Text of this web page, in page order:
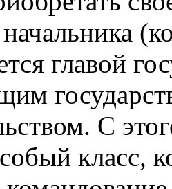
главой
С
класс,